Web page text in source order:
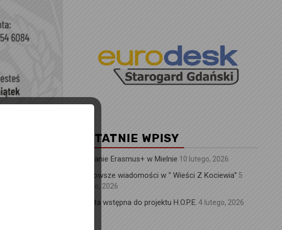
OSTATNIE WPISY
Działanie Erasmus+ w Mielnie 10 lutego, 2026
Najnowsze wiadomości w “ Wieści Z Kociewia” 5
lutego, 2026
Wizyta wstępna do projektu H.O.P.E. 4 lutego, 2026